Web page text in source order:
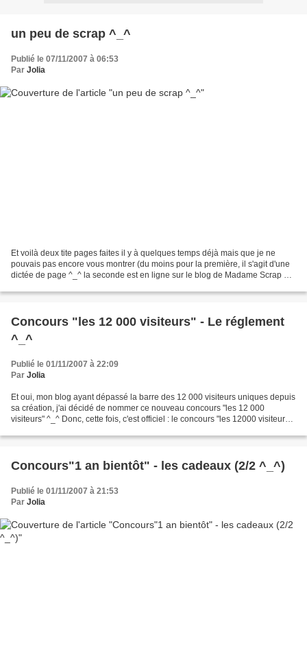
un peu de scrap ^_^
Publié le 07/11/2007 à 06:53
Par Jolia
Et voilà deux tite pages faites il y à quelques temps déjà mais que je ne
pouvais pas encore vous montrer (du moins pour la première, il s'agit d'une
dictée de page ^_^ la seconde est en ligne sur le blog de Madame Scrap à
Concours "les 12 000 visiteurs" - Le réglement
^_^
Publié le 01/11/2007 à 22:09
Par Jolia
Et oui, mon blog ayant dépassé la barre des 12 000 visiteurs uniques depuis
sa création, j'ai décidé de nommer ce nouveau concours "les 12 000
visiteurs" ^_^ Donc, cette fois, c'est officiel : le concours "les 12000 visiteurs"
Concours"1 an bientôt" - les cadeaux (2/2 ^_^)
Publié le 01/11/2007 à 21:53
Par Jolia